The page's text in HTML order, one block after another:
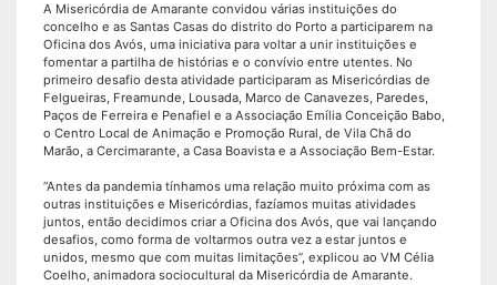
A Misericórdia de Amarante convidou várias instituições do
concelho e as Santas Casas do distrito do Porto a participarem na
Oficina dos Avós, uma iniciativa para voltar a unir instituições e
fomentar a partilha de histórias e o convívio entre utentes. No
primeiro desafio desta atividade participaram as Misericórdias de
Felgueiras, Freamunde, Lousada, Marco de Canavezes, Paredes,
Paços de Ferreira e Penafiel e a Associação Emília Conceição Babo,
o Centro Local de Animação e Promoção Rural, de Vila Chã do
Marão, a Cercimarante, a Casa Boavista e a Associação Bem-Estar.
“Antes da pandemia tínhamos uma relação muito próxima com as
outras instituições e Misericórdias, fazíamos muitas atividades
juntos, então decidimos criar a Oficina dos Avós, que vai lançando
desafios, como forma de voltarmos outra vez a estar juntos e
unidos, mesmo que com muitas limitações”, explicou ao VM Célia
Coelho, animadora sociocultural da Misericórdia de Amarante.